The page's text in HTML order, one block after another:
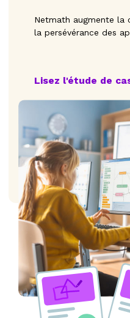
Netmath augmente la
la persévérance des
Lisez l'étude de